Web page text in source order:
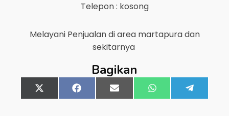
Telepon : kosong
Melayani Penjualan di area martapuradan
sekitarnya
Bagikan
Share
on
X
(Twitter)
Share
on
FacebookShare
on
Email Share
on
WhatsApp
on